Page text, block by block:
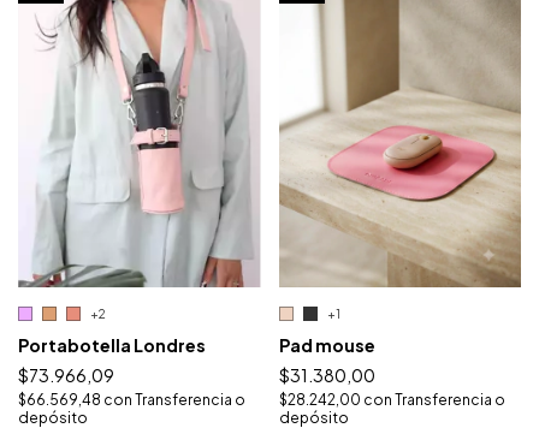
+2
Portabotella Londres
$73.966,09
$66.569,48 con Transferencia o
depósito
+1
Pad mouse
$31.380,00
$28.242,00 con Transferencia o
depósito